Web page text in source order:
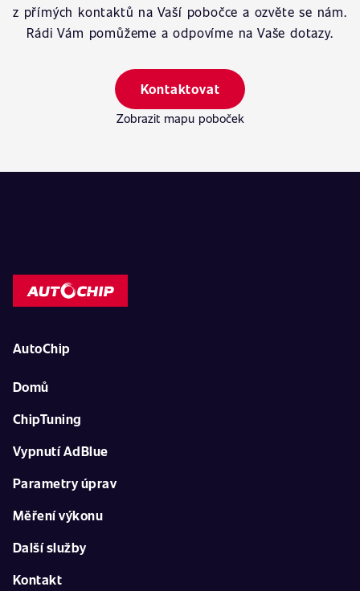
z přímých kontaktů na Vaší pobočce a ozvěte se nám.
Rádi Vám pomůžeme a odpovíme na Vaše dotazy.
Kontaktovat
Zobrazit mapu poboček
AutoChip
Domů
ChipTuning
Vypnutí AdBlue
Parametry úprav
Měření výkonu
Další služby
Kontakt